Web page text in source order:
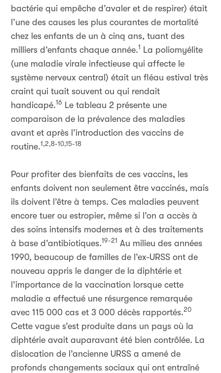
bactérie qui empêche d’avaler et de respirer) était
l’une des causes les plus courantes de mortalité
chez les enfants de un à cinq ans, tuant des
milliers d’enfants chaque année.1
La poliomyélite
(une maladie virale infectieuse qui affecte le
système nerveux central) était un fléau estival très
craint qui tuait souvent ou qui rendait
handicapé.16 Le tableau 2 présente une
comparaison de la prévalence des maladies
avant et après l’introduction des vaccins de
routine.1,2,8-10,15-18
Pour profiter des bienfaits de ces vaccins, les
enfants doivent non seulement être vaccinés, mais
ils doivent l’être à temps. Ces maladies peuvent
encore tuer ou estropier, même si l’on a accès à
des soins intensifs modernes et à des traitements
à base d’antibiotiques.19-21 Au milieu des années
1990, beaucoup de familles de l’ex-URSS ont de
nouveau appris le danger de la diphtérie et
l’importance de la vaccination lorsque cette
maladie a effectué une résurgence remarquée
avec 115 000 cas et 3 000 décès rapportés.20
Cette vague s’est produite dans un pays où la
diphtérie avait auparavant été bien contrôlée. La
dislocation de l’ancienne URSS a amené de
profonds changements sociaux qui ont entraîné